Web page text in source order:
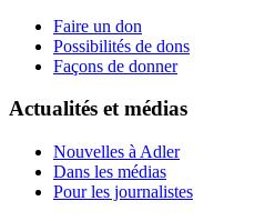
Faire un don
Possibilités de dons
Façons de donner
Actualités et médias
Nouvelles à Adler
Dans les médias
Pour les journalistes